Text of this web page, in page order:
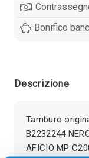
Bonifico
Descrizione
Tamburo
B2232244
AFICIO MP